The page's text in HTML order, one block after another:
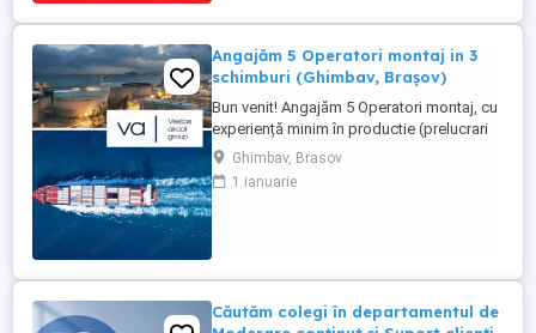
Angajăm 5 Operatori montaj in 3
schimburi (Ghimbav, Brașov)
Bun venit! Angajăm 5 Operatori montaj, cu
experiență minim în productie (prelucrari
prin aschiere). Căutăm persoane serioase,
dornice să învețe și să muncească, se va
oferi instruire la locul de muncă. Program:
Ghimbav, Brasov
1 ianuarie
Căutăm colegi în departamentul de